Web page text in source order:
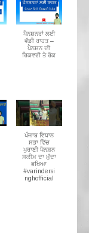
ਪੈਨਸ਼ਨਰਾਂ ਲਈ
ਵੱਡੀ ਰਾਹਤ –
ਪੈਨਸ਼ਨ ਦੀ
ਰਿਕਵਰੀ ਤੇ ਰੋਕ
ਪੰਜਾਬ ਵਿਧਾਨ
ਸਭਾ ਵਿੱਚ
ਪੁਰਾਣੀ ਪੈਨਸ਼ਨ
ਸਕੀਮ ਦਾ ਮੁੱਦਾ
ਭਖਿਆ
#varindersi
nghofficial